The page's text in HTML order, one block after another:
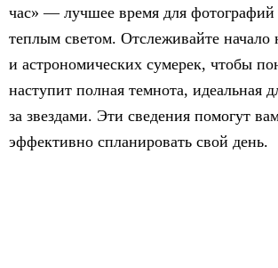
час» — лучшее время для фотографий
теплым светом. Отслеживайте начало
и астрономических сумерек, чтобы
наступит полная темнота, идеальная
за звездами. Эти сведения помогут
эффективно спланировать свой день.